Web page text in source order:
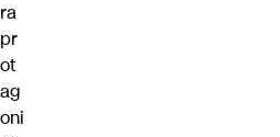
ra
pr
ot
ag
oni